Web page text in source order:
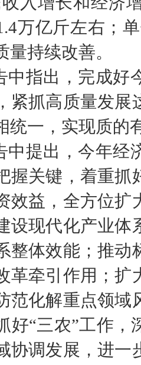
万亿斤左右；
持续改善。
指出，完成好
紧抓高质量发
统一，实现质的
提出，今年经
握关键，着重抓
效益，全方位扩
设现代化产业体
整体效能；推
革牵引作用；
范化解重点领域
好“三农”工作
协调发展，进一